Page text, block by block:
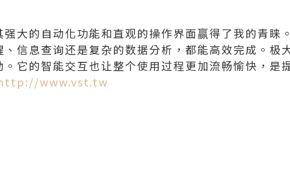
大的自动化功能和直观的操作界面赢得了我的青睐
信息查询还是复杂的数据分析，都能高效完成。极
。它的智能交互也让整个使用过程更加流畅愉快，是
www.vst.tw